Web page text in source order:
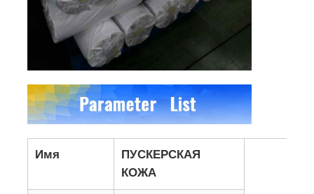
Имя
ПУСКЕРСКАЯ
КОЖА